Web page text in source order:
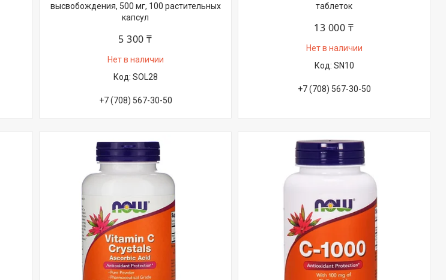
высвобождения, 500 мг, 100 растительных
капсул
5 300 ₸
Нет в наличии
SOL28
+7 (708) 567-30-50
таблеток
13 000 ₸
Нет в наличии
SN10
+7 (708) 567-30-50